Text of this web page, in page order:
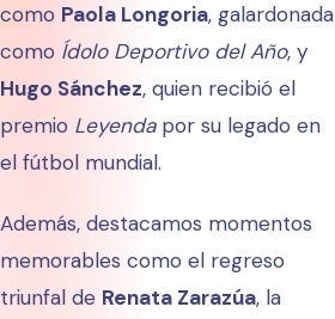
como Paola Longoria, galardonada
como Ídolo Deportivo del Año, y
Hugo Sánchez, quien recibió el
premio Leyendapor su legado en
el fútbol mundial.
Además, destacamos momentos
memorables como el regreso
triunfal de Renata Zarazúa, la